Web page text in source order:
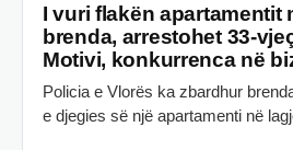
I vuri flakën apartamentit
brenda, arrestohet 33-
Motivi, konkurrenca në
Policia e Vlorës ka zbardhur
e djegies së një apartamenti në